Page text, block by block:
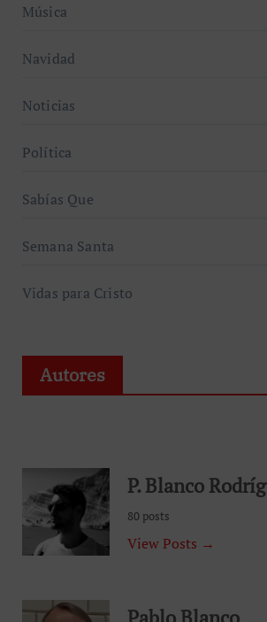
Música
Navidad
Noticias
Política
Sabías Que
Semana Santa
Vidas para Cristo
Autores
P. Blanco
80 posts
View Posts →